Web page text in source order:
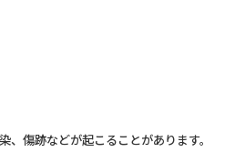
、傷跡などが起こることがあります。